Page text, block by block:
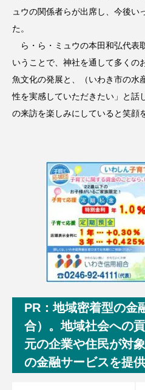
ュウの関係者らが出席し、今後い
た。
ら・ら・ミュウの本田和弘代表
いうことで、神社を通して多くの
魚文化の発展と、（いわき市の水
性を実感していただきたい」と話
の来訪を楽しみにしていると笑顔
PR：地域密着型の金
合）。地域社会への
元の企業や住民が対
の金融サービスを提